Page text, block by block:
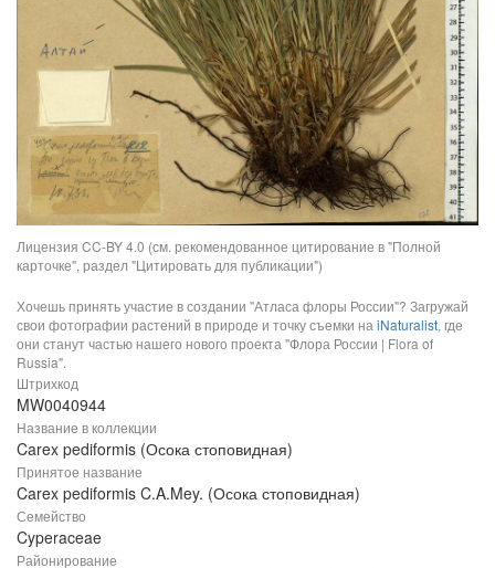
Лицензия CC-BY 4.0 (см. рекомендованное цитирование в "Полной
карточке", раздел "Цитировать для публикации")
Хочешь принять участие в создании "Атласа флоры России"? Загружай
свои фотографии растений в природе и точку съемки на iNaturalist, где
они станут частью нашего нового проекта "Флора России | Flora of
Russia".
Штрихкод
MW0040944
Название в коллекции
Carex pediformis (Осока стоповидная)
Принятое название
Carex pediformis C.A.Mey. (Осока стоповидная)
Семейство
Cyperaceae
Районирование